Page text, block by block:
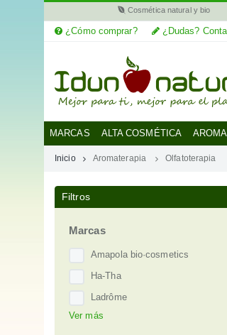
MARCAS
Cosmética natural y bio
¿Cómo comprar? ¿Dudas?
MARCAS ALTA COSMÉTICA
Inicio Aromaterapia Olfatoterapia
Filtros
Marcas
Amapola bio·cosmetics
Ha-Tha
Ladrôme
Ver más